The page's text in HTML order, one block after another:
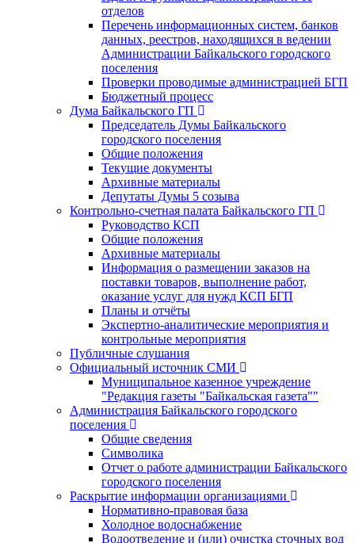
отделов
Перечень информационных систем, банков
данных, реестров, находящихся в ведении
Администрации Байкальского городского
поселения
Проверки проводимые администрацией БГП
Бюджетный процесс
Дума Байкальского ГП
Председатель Думы Байкальского
городского поселения
Общие положения
Текущие документы
Архивные материалы
Депутаты Думы 5 созыва
Контрольно-счетная палата Байкальского ГП
Руководство КСП
Общие положения
Архивные материалы
Информация о размещении заказов на
поставки товаров, выполнение работ,
оказание услуг для нужд КСП БГП
Планы и отчёты
Экспертно-аналитические мероприятия и
контрольные мероприятия
Публичные слушания
Официальный источник СМИ
Муниципальное казенное учреждение
"Редакция газеты "Байкальская газета""
Администрация Байкальского городского
поселения
Общие сведения
Символика
Отчет о работе администрации Байкальского
городского поселения
Раскрытие информации организациями
Нормативно-правовая база
Холодное водоснабжение
Водоотведение и (или) очистка сточных вод